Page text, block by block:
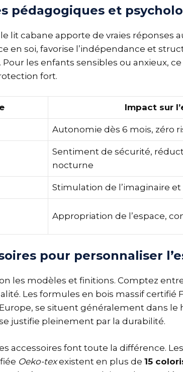
pédagogiques et
lit cabane apporte de vraies réponses
en soi, favorise l’indépendance et
Pour les enfants sensibles ou anxieux,
fort.
Impact sur
Autonomie dès 6 mois, zéro
Sentiment de sécurité,
nocturne
Stimulation de l’imaginaire
Appropriation de l’espace,
pour personnaliser
les modèles et finitions. Comptez
Les formules en bois massif certifié
se situent généralement dans le
justifie pleinement par la durabilité.
accessoires font toute la différence.
Oeko-texexistent en plus de 15